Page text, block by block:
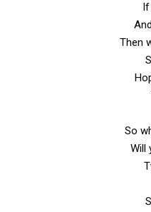
Then
So
Will